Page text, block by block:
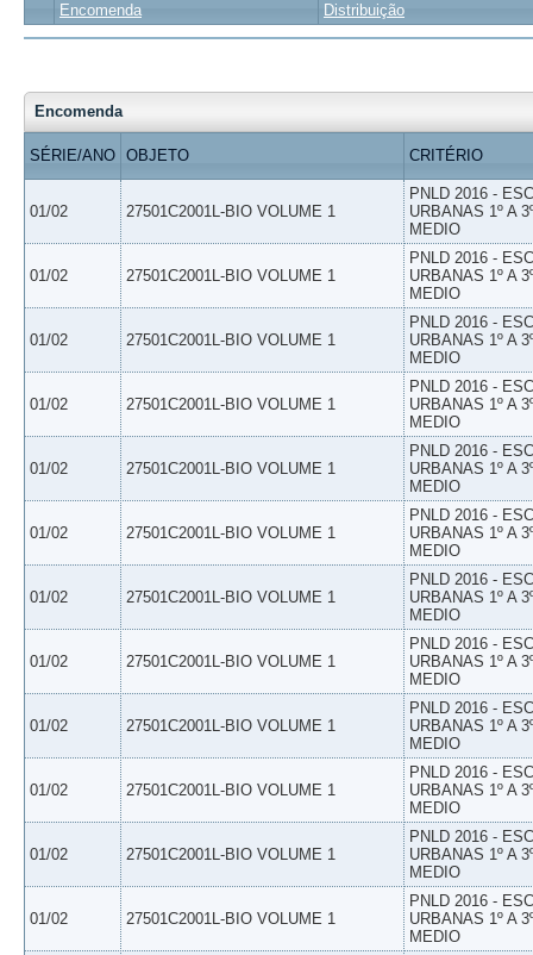
Encomenda Distribuição
Encomenda
SÉRIE/ANO OBJETO CRITÉRIO
01/02 27501C2001L-BIO VOLUME 1
PNLD 2016 -
URBANAS 1º A
MEDIO
01/02 27501C2001L-BIO VOLUME 1
PNLD 2016 -
URBANAS 1º A
MEDIO
01/02 27501C2001L-BIO VOLUME 1
PNLD 2016 -
URBANAS 1º A
MEDIO
01/02 27501C2001L-BIO VOLUME 1
PNLD 2016 -
URBANAS 1º A
MEDIO
01/02 27501C2001L-BIO VOLUME 1
PNLD 2016 -
URBANAS 1º A
MEDIO
01/02 27501C2001L-BIO VOLUME 1
PNLD 2016 -
URBANAS 1º A
MEDIO
01/02 27501C2001L-BIO VOLUME 1
PNLD 2016 -
URBANAS 1º A
MEDIO
01/02 27501C2001L-BIO VOLUME 1
PNLD 2016 -
URBANAS 1º A
MEDIO
01/02 27501C2001L-BIO VOLUME 1
PNLD 2016 -
URBANAS 1º A
MEDIO
01/02 27501C2001L-BIO VOLUME 1
PNLD 2016 -
URBANAS 1º A
MEDIO
01/02 27501C2001L-BIO VOLUME 1
PNLD 2016 -
URBANAS 1º A
MEDIO
01/02 27501C2001L-BIO VOLUME 1
PNLD 2016 -
URBANAS 1º A
MEDIO